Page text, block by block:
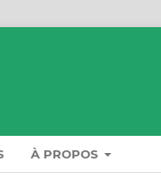
À PROPOS